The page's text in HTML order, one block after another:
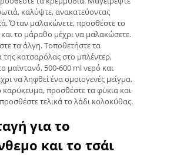
καλύψτε, ανακατεύοντας
Όταν μαλακώνετε, προσθέστε το
το μάραθο μέχρι να μαλακώσετε.
τα άλγη. Τοποθετήστε τα
της κατσαρόλας στο μπλέντερ,
μαϊντανό, 500-600 ml νερό και
να ληφθεί ένα ομοιογενές μείγμα.
καρύκευμα, προσθέστε τα φύκια και
τελικά το λάδι κολοκύθας.
για το
και το τσάι